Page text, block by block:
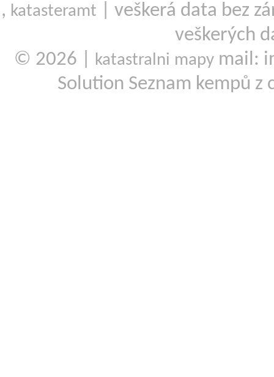
, katasteramt
| veškerá data bez
veškerých
© 2026 |
katastralni mapy mail:
Solution Seznam kempů z